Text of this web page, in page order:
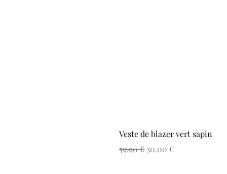
Veste de blazer vert sapin
Prix original
59,90 € Prix promotionnel
30,00 €